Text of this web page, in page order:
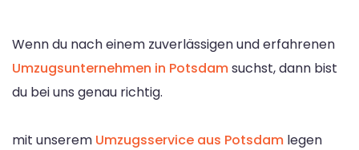
Wenn du nach einem zuverlässigen und erfahrenen
Umzugsunternehmen in Potsdamsuchst, dann bist
du bei uns genau richtig.
mit unserem Umzugsservice aus Potsdam legen